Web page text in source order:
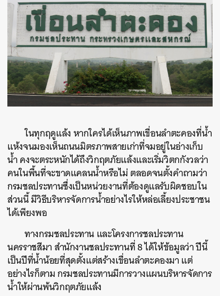
ในทุกฤดูแล้ง หากใครได้เห็นภาพเขื่อนลำตะคองที่น้ำ
แห้งจนมองเห็นถนนมิตรภาพสายเก่าที่จมอยู่ในอ่างเก็บ
น้ำ คงจะตระหนักได้ถึงวิกฤตภัยแล้งและเริ่มวิตกกังวลว่า
คนในพื้นที่จะขาดแคลนน้ำหรือไม่ ตลอดจนตั้งคำถามว่า
กรมชลประทานซึ่งเป็นหน่วยงานที่ต้องดูแลรับผิดชอบใน
ส่วนนี้ มีวิธีบริหารจัดการน้ำอย่างไรให้หล่อเลี้ยงประชาชน
ได้เพียงพอ
ทางกรมชลประทาน และโครงการชลประทาน
นครราชสีมา สำนักงานชลประทานที่ 8 ได้ให้ข้อมูลว่า ปีนี้
เป็นปีที่น้ำน้อยที่สุดตั้งแต่สร้างเขื่อนลำตะคองมา แต่
อย่างไรก็ตาม กรมชลประทานมีการวางแผนบริหารจัดการ
น้ำให้ผ่านพ้นวิกฤตภัยแล้ง